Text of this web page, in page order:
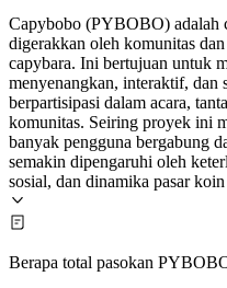
Capybobo (PYBOBO) adalah
digerakkan oleh komunitas
capybara. Ini bertujuan untuk
menyenangkan, interaktif, dan
berpartisipasi dalam acara,
komunitas. Seiring proyek ini
banyak pengguna bergabung
semakin dipengaruhi oleh
sosial, dan dinamika pasar
Berapa total pasokan